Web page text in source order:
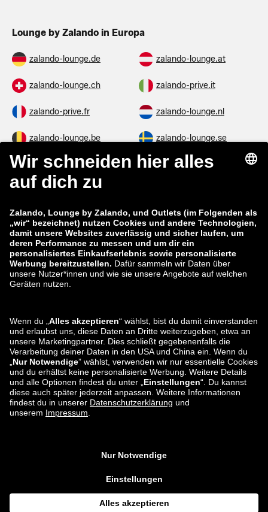
Lounge by Zalando in Europa
zalando-lounge.de zalando-lounge.at
zalando-lounge.ch zalando-prive.it
zalando-prive.fr zalando-lounge.nl
zalando-lounge.be zalando-lounge.se
zalando-lounge.fi zalando-lounge.dk
zalando-lounge.co.uk
zalando-prive.es zalando-lounge.cz
zalando-lounge.lt zalando-lounge.sk
zalando-lounge.ro zalando-lounge.hr
zalando-lounge.lu zalando-lounge.ee
zalando-lounge.lv zalando-lounge.no
Sie finden uns
auch bei
unverbindlichen Preisempfehlung